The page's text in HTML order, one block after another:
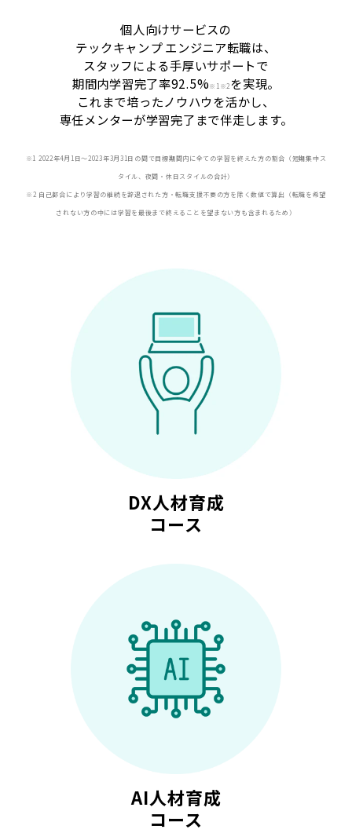
個人向けサービスの
テックキャンプ エンジニア転職は、
スタッフによる手厚いサポートで
期間内学習完了率92.5%※ 1※2を実現。
これまで培ったノウハウを活かし、
専任メンターが学習完了まで伴走します。
※1 2022年4月1日〜2023年3月31日の間で目標期間内に全ての学習を終えた方の割合（短期集中ス
タイル、夜間・休日スタイルの合計）
※2 自己都合により学習の継続を辞退された方・転職支援不要の方を除く数値で算出（転職を希望
されない方の中には学習を最後まで終えることを望まない方も含まれるため）
DX人材育成
コース
AI人材育成
コース